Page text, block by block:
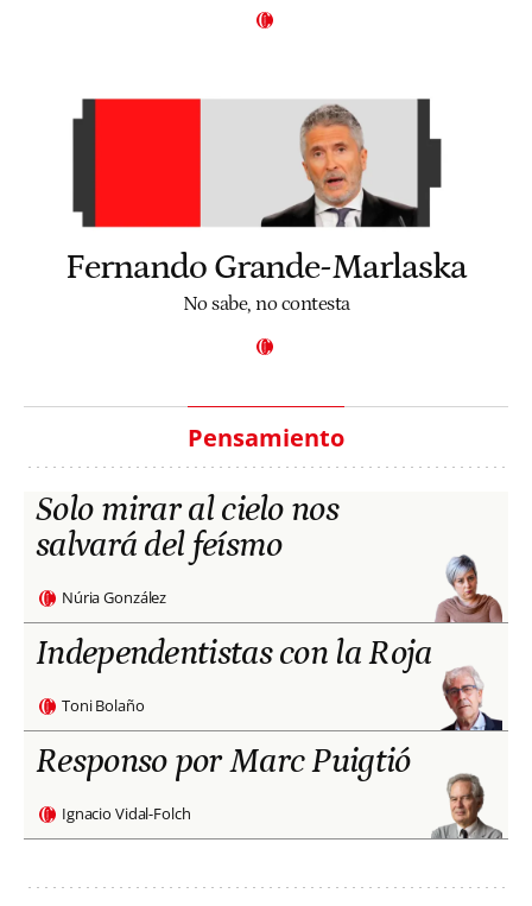
Fernando Grande-Marlaska
No sabe, no contesta
Pensamiento
Solo mirar al cielo nos
salvará del feísmo
Núria González
Independentistas con la Roja
Toni Bolaño
Responso por Marc Puigtió
Ignacio Vidal-Folch